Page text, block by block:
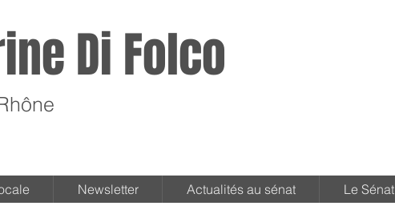
Di Folco
Newsletter Actualités au sénat Le Sénat